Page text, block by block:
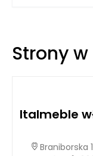
przyczynia się do
Strony
Italmeble
Braniborska